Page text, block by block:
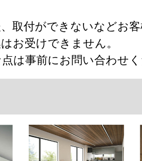
取付ができないなどお
お受けできません。
は事前にお問い合わせ